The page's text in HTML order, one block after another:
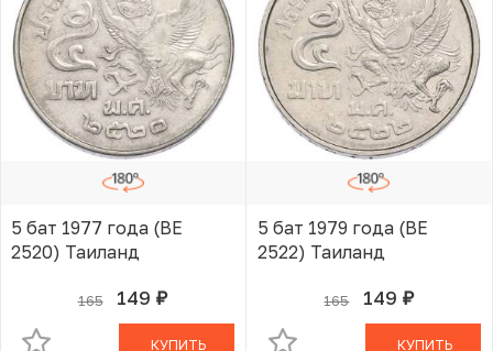
5 бат 1977 года (BE
2520) Таиланд
165 149 руб.
В КОРЗИНЕ
КУПИТЬ
5 бат 1979 года (BE
2522) Таиланд
165 149 руб.
В КОРЗИНЕ
КУПИТЬ